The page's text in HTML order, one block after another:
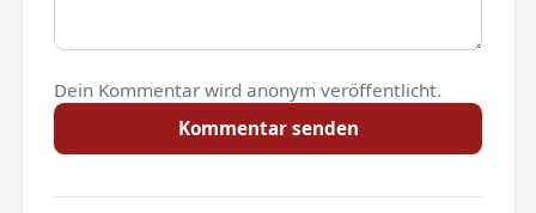
Dein Kommentar wird anonym veröffentlicht.
Kommentar senden